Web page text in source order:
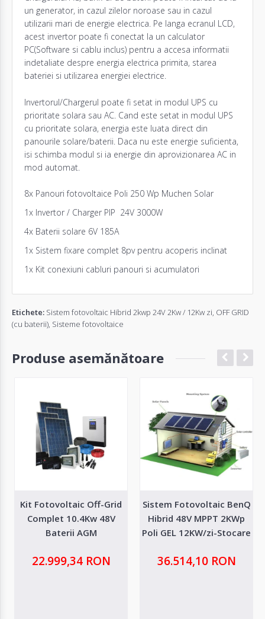
un generator, in cazul zilelor noroase sau in cazul
utilizarii mari de energie electrica. Pe langa ecranul LCD,
acest invertor poate fi conectat la un calculator
PC(Software si cablu inclus) pentru a accesa informatii
indetaliate despre energia electrica primita, starea
bateriei si utilizarea energiei electrice.
Invertorul/Chargerul poate fi setat in modul UPS cu
prioritate solara sau AC. Cand este setat in modul UPS
cu prioritate solara, energia este luata direct din
panourile solare/baterii. Daca nu este energie suficienta,
isi schimba modul si ia energie din aprovizionarea AC in
mod automat.
8x Panouri fotovoltaice Poli 250 Wp Muchen Solar
1x Invertor / Charger PIP 24V 3000W
4x Baterii solare 6V 185A
1x Sistem fixare complet 8pv pentru acoperis inclinat
1x Kit conexiuni cabluri panouri si acumulatori
Etichete: Sistem fotovoltaic Hibrid 2kwp 24V 2Kw / 12Kw zi, OFF GRID
(cu baterii), Sisteme fotovoltaice
Produse asemănătoare
Kit Fotovoltaic Off-Grid
Complet 10.4Kw 48V
Baterii AGM
22.999,34 RON
Sistem Fotovoltaic BenQ
Hibrid 48V MPPT 2KWp
Poli GEL 12KW/zi-Stocare
36.514,10 RON